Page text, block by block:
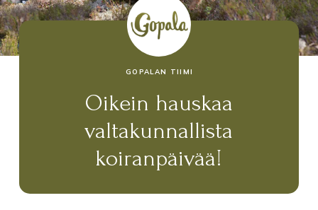
GOPALAN TIIMI
Oikein hauskaa
valtakunnallista
koiranpäivää!